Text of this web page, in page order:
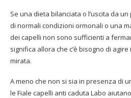
Se una dieta bilanciata o l’uscita da
di normali condizioni ormonali o una
dei capelli non sono sufficienti a
significa allora che c’è bisogno di
mirata.
A meno che non si sia in presenza di
le Fiale capelli anti caduta Labo